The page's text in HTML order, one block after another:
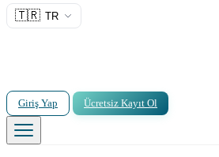
🇹🇷 TR
Giriş Yap Ücretsiz Kayıt Ol